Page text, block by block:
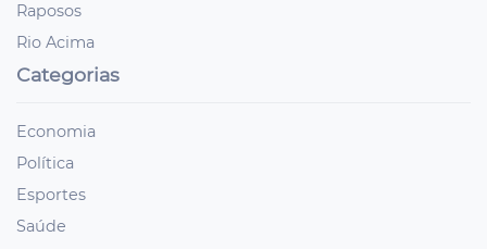
Raposos
Rio Acima
Categorias
Economia
Política
Esportes
Saúde